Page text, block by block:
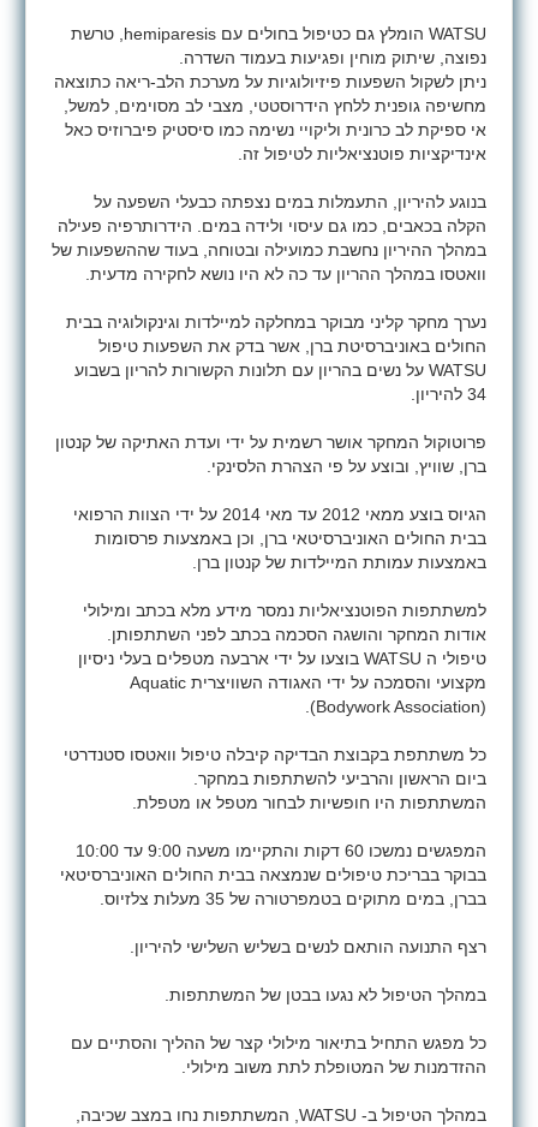
WATSU הומלץ גם כטיפול בחולים עם hemiparesis , טרשת
נפוצה, שיתוק מוחין ופגיעות בעמוד השדרה.
ניתן לשקול השפעות פיזיולוגיות על מערכת הלב-ריאה כתוצאה
מחשיפה גופנית ללחץ הידרוסטטי, מצבי לב מסוימים, למשל,
אי ספיקת לב כרונית וליקויי נשימה כמו סיסטיק פיברוזיס כאל
אינדיקציות פוטנציאליות לטיפול זה.
בנוגע להיריון, התעמלות במים נצפתה כבעלי השפעה על
הקלה בכאבים, כמו גם עיסוי ולידה במים. הידרותרפיה פעילה
במהלך ההיריון נחשבת כמועילה ובטוחה, בעוד שההשפעות של
וואטסו במהלך ההריון עד כה לא היו נושא לחקירה מדעית.
נערך מחקר קליני מבוקר במחלקה למיילדות וגינקולוגיה בבית
החולים באוניברסיטת ברן, אשר בדק את השפעות טיפול
WATSU על נשים בהריון עם תלונות הקשורות להריון בשבוע
34 להיריון.
פרוטוקול המחקר אושר רשמית על ידי ועדת האתיקה של קנטון
ברן, שוויץ, ובוצע על פי הצהרת הלסינקי.
הגיוס בוצע ממאי 2012 עד מאי 2014 על ידי הצוות הרפואי
בבית החולים האוניברסיטאי ברן, וכן באמצעות פרסומות
באמצעות עמותת המיילדות של קנטון ברן.
למשתתפות הפוטנציאליות נמסר מידע מלא בכתב ומילולי
אודות המחקר והושגה הסכמה בכתב לפני השתתפותן.
טיפולי ה WATSU בוצעו על ידי ארבעה מטפלים בעלי ניסיון
מקצועי והסמכה על ידי האגודה השוויצרית Aquatic
Bodywork Association)
).
כל משתתפת בקבוצת הבדיקה קיבלה טיפול וואטסו סטנדרטי
ביום הראשון והרביעי להשתתפות במחקר.
המשתתפות היו חופשיות לבחור מטפל או מטפלת.
המפגשים נמשכו 60 דקות והתקיימו משעה 9:00 עד 10:00
בבוקר בבריכת טיפולים שנמצאה בבית החולים האוניברסיטאי
בברן, במים מתוקים בטמפרטורה של 35 מעלות צלזיוס.
רצף התנועה הותאם לנשים בשליש השלישי להיריון.
במהלך הטיפול לא נגעו בבטן של המשתתפות.
כל מפגש התחיל בתיאור מילולי קצר של ההליך והסתיים עם
ההזדמנות של המטופלת לתת משוב מילולי.
במהלך הטיפול ב- WATSU , המשתתפות נחו במצב שכיבה,